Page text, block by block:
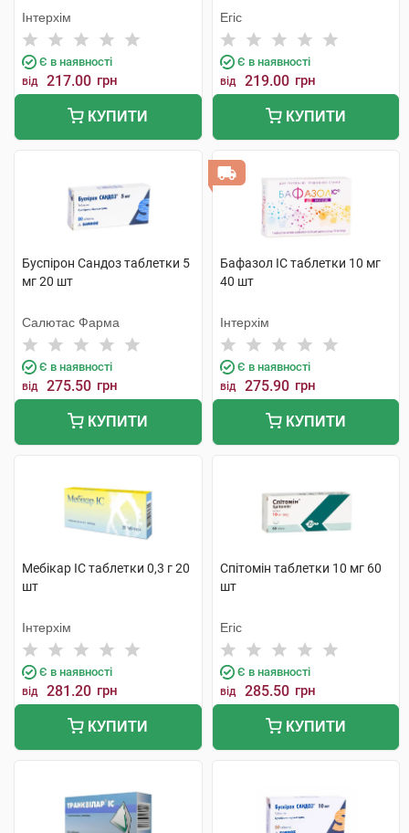
Інтерхім
Є в наявності
від 217.00 грн
КУПИТИ
Егіс
Є в наявності
від 219.00 грн
КУПИТИ
Буспірон Сандоз таблетки 5
мг 20 шт
Салютас Фарма
Є в наявності
від 275.50 грн
КУПИТИ
Бафазол IC таблетки 10 мг
40 шт
Інтерхім
Є в наявності
від 275.90 грн
КУПИТИ
Мебікар IC таблетки 0,3 г 20
шт
Інтерхім
Є в наявності
від 281.20 грн
КУПИТИ
Спітомін таблетки 10 мг 60
шт
Егіс
Є в наявності
від 285.50 грн
КУПИТИ